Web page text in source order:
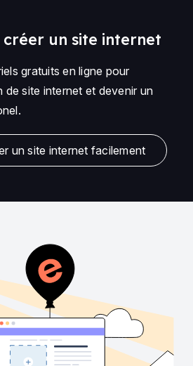
un site internet
gratuits en ligne pour
de site internet et devenir un
un site internet facilement